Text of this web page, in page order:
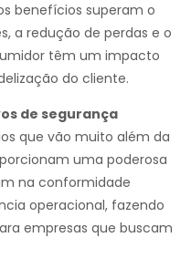
benefícios superam o
a redução de perdas e o
têm um impacto
do cliente.
de segurança
que vão muito além da
uma poderosa
na conformidade
operacional, fazendo
empresas que buscam